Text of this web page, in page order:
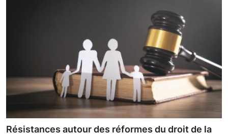
Résistances autour des réformes du droit de la